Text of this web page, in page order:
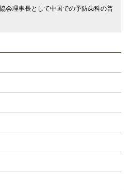
会理事長として中国での予防歯科の普